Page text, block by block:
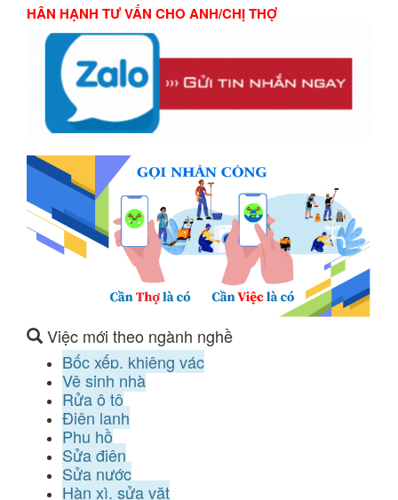
HÂN HẠNH TƯ VẤN CHO ANH/CHỊ THỢ
Việc mới theo ngành nghề
Bốc xếp, khiêng vác
Vệ sinh nhà
Rửa ô tô
Điện lạnh
Phụ hồ
Sửa điện
Sửa nước
Hàn xì, sửa vặt